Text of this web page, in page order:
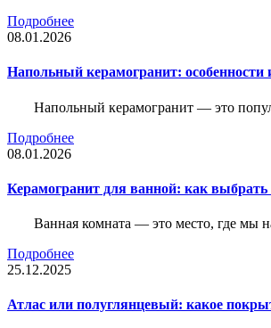
Подробнее
08.01.2026
Напольный керамогранит: особенности
Напольный керамогранит — это
Подробнее
08.01.2026
Керамогранит для ванной: как выбрать
Ванная комната — это место, где мы
Подробнее
25.12.2025
Атлас или полуглянцевый: какое